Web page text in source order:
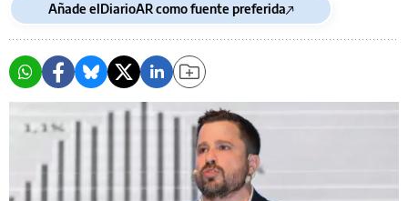
Añade elDiarioAR como fuente preferida